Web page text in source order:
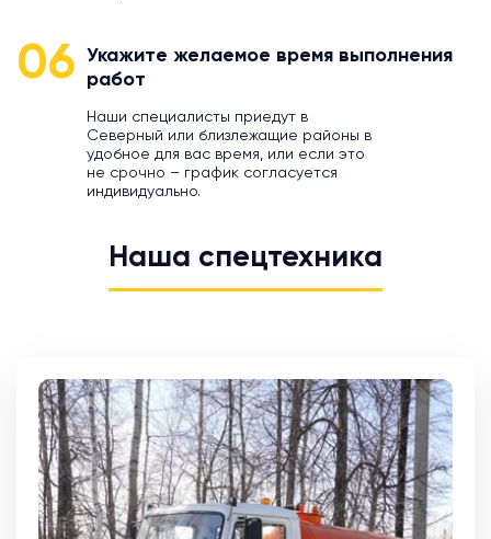
06
Укажите желаемое время выполнения
работ
Наши специалисты приедут в
Северный или близлежащие районы в
удобное для вас время, или если это
не срочно – график согласуется
индивидуально.
Наша спецтехника